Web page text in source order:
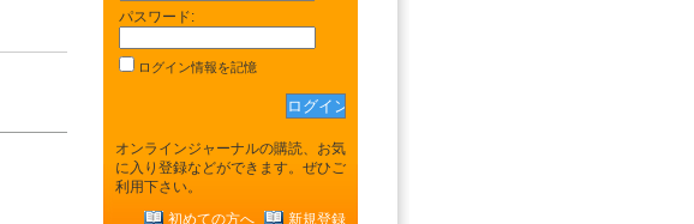
パスワード:
ログイン情報を記憶
オンラインジャーナルの購読、お気
に入り登録などができます。ぜひご
利用下さい。
初めての方へ 新規登録